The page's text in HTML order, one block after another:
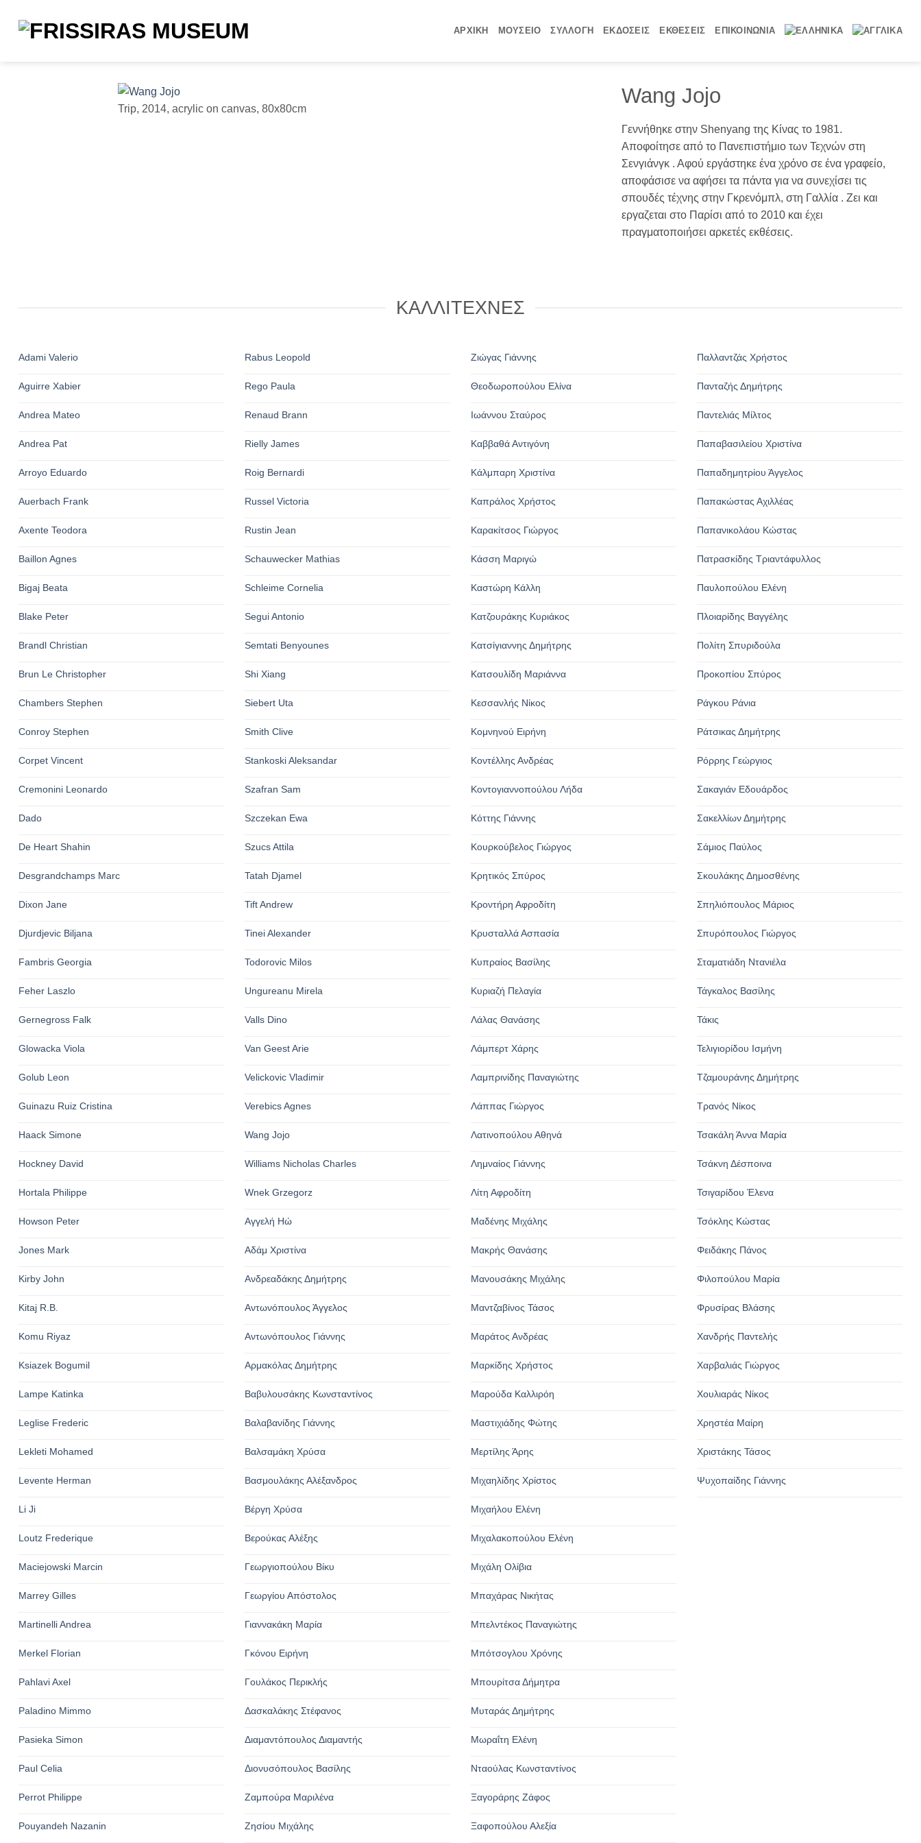
περιεχόμενο
ΑΡΧΙΚΗ ΜΟΥΣΕΙΟ ΣΥΛΛΟΓΗ ΕΚΔΟΣΕΙΣ ΕΚΘΕΣΕΙΣ ΕΠΙΚΟΙΝΩΝΙΑ
Trip, 2014, acrylic on canvas, 80x80cm Wonderland, 2016 mixed media on canvas, 100x181 cm
Wang Jojo
Γεννήθηκε στην Shenyang της Κίνας το 1981.
Αποφοίτησε από το Πανεπιστήμιο των Τεχνών στη
Σενγιάνγκ . Αφού εργάστηκε ένα χρόνο σε ένα γραφείο,
αποφάσισε να αφήσει τα πάντα για να συνεχίσει τις
σπουδές τέχνης στην Γκρενόμπλ, στη Γαλλία . Ζει και
εργαζεται στο Παρίσι από το 2010 και έχει
πραγματοποιήσει αρκετές εκθέσεις.
ΚΑΛΛΙΤΕΧΝΕΣ
Adami Valerio
Aguirre Xabier
Andrea Mateo
Andrea Pat
Arroyo Eduardo
Auerbach Frank
Axente Teodora
Baillon Agnes
Bigaj Beata
Blake Peter
Brandl Christian
Brun Le Christopher
Chambers Stephen
Conroy Stephen
Corpet Vincent
Cremonini Leonardo
Dado
De Heart Shahin
Desgrandchamps Marc
Dixon Jane
Djurdjevic Biljana
Fambris Georgia
Feher Laszlo
Gernegross Falk
Glowacka Viola
Golub Leon
Guinazu Ruiz Cristina
Haack Simone
Hockney David
Hortala Philippe
Howson Peter
Jones Mark
Kirby John
Kitaj R.B.
Komu Riyaz
Ksiazek Bogumil
Lampe Katinka
Leglise Frederic
Lekleti Mohamed
Levente Herman
Li Ji
Loutz Frederique
Maciejowski Marcin
Marrey Gilles
Martinelli Andrea
Merkel Florian
Pahlavi Axel
Paladino Mimmo
Pasieka Simon
Paul Celia
Perrot Philippe
Pouyandeh Nazanin
Rabus Leopold
Rego Paula
Renaud Brann
Rielly James
Roig Bernardi
Russel Victoria
Rustin Jean
Schauwecker Mathias
Schleime Cornelia
Segui Antonio
Semtati Benyounes
Shi Xiang
Siebert Uta
Smith Clive
Stankoski Aleksandar
Szafran Sam
Szczekan Ewa
Szucs Attila
Tatah Djamel
Tift Andrew
Tinei Alexander
Todorovic Milos
Ungureanu Mirela
Valls Dino
Van Geest Arie
Velickovic Vladimir
Verebics Agnes
Wang Jojo
Williams Nicholas Charles
Wnek Grzegorz
Αγγελή Ηώ
Αδάμ Χριστίνα
Ανδρεαδάκης Δημήτρης
Αντωνόπουλος Άγγελος
Αντωνόπουλος Γιάννης
Αρμακόλας Δημήτρης
Βαβυλουσάκης Κωνσταντίνος
Βαλαβανίδης Γιάννης
Βαλσαμάκη Χρύσα
Βασμουλάκης Αλέξανδρος
Βέργη Χρύσα
Βερούκας Αλέξης
Γεωργιοπούλου Βίκυ
Γεωργίου Απόστολος
Γιαννακάκη Μαρία
Γκόνου Ειρήνη
Γουλάκος Περικλής
Δασκαλάκης Στέφανος
Διαμαντόπουλος Διαμαντής
Διονυσόπουλος Βασίλης
Ζαμπούρα Μαριλένα
Ζησίου Μιχάλης
Ζιώγας Γιάννης
Θεοδωροπούλου Ελίνα
Ιωάννου Σταύρος
Καββαθά Αντιγόνη
Κάλμπαρη Χριστίνα
Καπράλος Χρήστος
Καρακίτσος Γιώργος
Κάσση Μαριγώ
Καστώρη Κάλλη
Κατζουράκης Κυριάκος
Κατσίγιαννης Δημήτρης
Κατσουλίδη Μαριάννα
Κεσσανλής Νίκος
Κομνηνού Ειρήνη
Κοντέλλης Ανδρέας
Κοντογιαννοπούλου Λήδα
Κόττης Γιάννης
Κουρκούβελος Γιώργος
Κρητικός Σπύρος
Κροντήρη Αφροδίτη
Κρυσταλλά Ασπασία
Κυπραίος Βασίλης
Κυριαζή Πελαγία
Λάλας Θανάσης
Λάμπερτ Χάρης
Λαμπρινίδης Παναγιώτης
Λάππας Γιώργος
Λατινοπούλου Αθηνά
Λημναίος Γιάννης
Λίτη Αφροδίτη
Μαδένης Μιχάλης
Μακρής Θανάσης
Μανουσάκης Μιχάλης
Μαντζαβίνος Τάσος
Μαράτος Ανδρέας
Μαρκίδης Χρήστος
Μαρούδα Καλλιρόη
Μαστιχιάδης Φώτης
Μερτίλης Άρης
Μιχαηλίδης Χρίστος
Μιχαήλου Ελένη
Μιχαλακοπούλου Ελένη
Μιχάλη Ολίβια
Μπαχάρας Νικήτας
Μπελντέκος Παναγιώτης
Μπότσογλου Χρόνης
Μπουρίτσα Δήμητρα
Μυταράς Δημήτρης
Μωραΐτη Ελένη
Νταούλας Κωνσταντίνος
Ξαγοράρης Ζάφος
Ξαφοπούλου Αλεξία
Παλλαντζάς Χρήστος
Πανταζής Δημήτρης
Παντελιάς Μίλτος
Παπαβασιλείου Χριστίνα
Παπαδημητρίου Άγγελος
Παπακώστας Αχιλλέας
Παπανικολάου Κώστας
Πατρασκίδης Τριαντάφυλλος
Παυλοπούλου Ελένη
Πλοιαρίδης Βαγγέλης
Πολίτη Σπυριδούλα
Προκοπίου Σπύρος
Ράγκου Ράνια
Ράτσικας Δημήτρης
Ρόρρης Γεώργιος
Σακαγιάν Εδουάρδος
Σακελλίων Δημήτρης
Σάμιος Παύλος
Σκουλάκης Δημοσθένης
Σπηλιόπουλος Μάριος
Σπυρόπουλος Γιώργος
Σταματιάδη Ντανιέλα
Τάγκαλος Βασίλης
Τάκις
Τελιγιορίδου Ισμήνη
Τζαμουράνης Δημήτρης
Τρανός Νίκος
Τσακάλη Άννα Μαρία
Τσάκνη Δέσποινα
Τσιγαρίδου Έλενα
Τσόκλης Κώστας
Φειδάκης Πάνος
Φιλοπούλου Μαρία
Φρυσίρας Βλάσης
Χανδρής Παντελής
Χαρβαλιάς Γιώργος
Χουλιαράς Νίκος
Χρηστέα Μαίρη
Χριστάκης Τάσος
Ψυχοπαίδης Γιάννης